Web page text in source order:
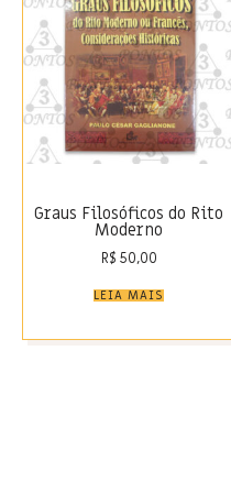
Graus Filosóficos do Rito
Moderno
R$ 50,00
LEIA MAIS